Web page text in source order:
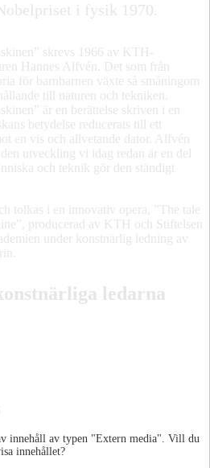
i fysik 1970.
skrevs 1966 av KTH-
Hannes Alfvén. Det som från
för barnbarnen växte så småningom
till naturen och tekniken.
är en berättelse skriven i en
betydelse reducerats till ett
en vis och allvetande dator. Alfvén
utveckling vi idag redan är en del
och teknik gör den ständigt
tolkas i en innovativ opera, ”The tale
producerad av KTH och Stiftelsen
under konstnärlig ledning av
ledarna
innehåll av typen "Extern media". Vill du
innehållet?